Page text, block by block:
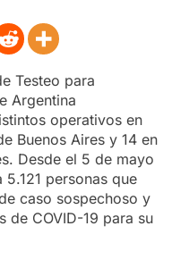
Testeo para
Argentina
operativos en
Buenos Aires y 14 en
Desde el 5 de mayo
personas que
caso sospechoso y
de COVID-19 para su